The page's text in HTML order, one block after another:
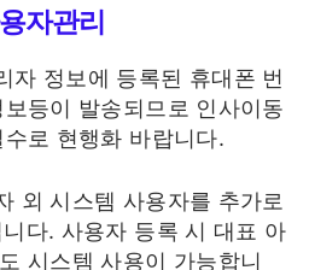
자관리
자 정보에 등록된 휴대폰 번
등이 발송되므로 인사이동
로 현행화 바랍니다.
외 시스템 사용자를 추가로
다. 사용자 등록 시 대표 아
시스템 사용이 가능합니